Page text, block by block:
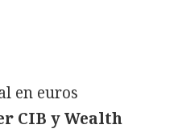
en euros
CIB y Wealth